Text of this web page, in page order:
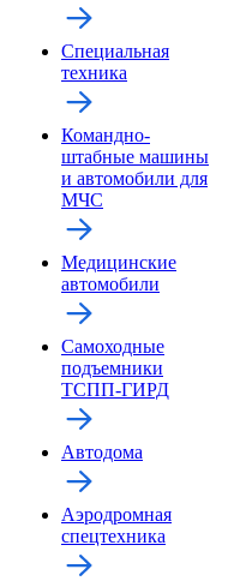
Специальная
техника
Командно-
штабные машины
и автомобили для
МЧС
Медицинские
автомобили
Самоходные
подъемники
ТСПП-ГИРД
Автодома
Аэродромная
спецтехника